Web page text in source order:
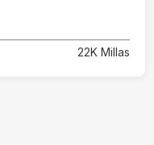
22K Millas